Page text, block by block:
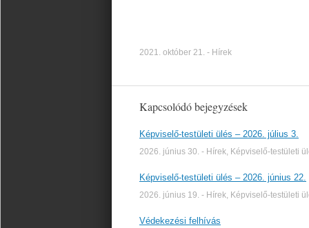
2021. október 21. - Hírek
Kapcsolódó bejegyzések
Képviselő-testületi ülés – 2026. július 3.
2026. június 30. - Hírek Képviselő-testületi
Képviselő-testületi ülés – 2026. június 22.
2026. június 19. - Hírek Képviselő-testületi
Védekezési felhívás